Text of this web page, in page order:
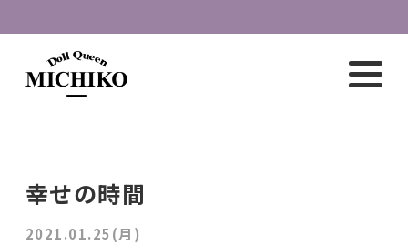
幸せの時間
2021.01.25(月)